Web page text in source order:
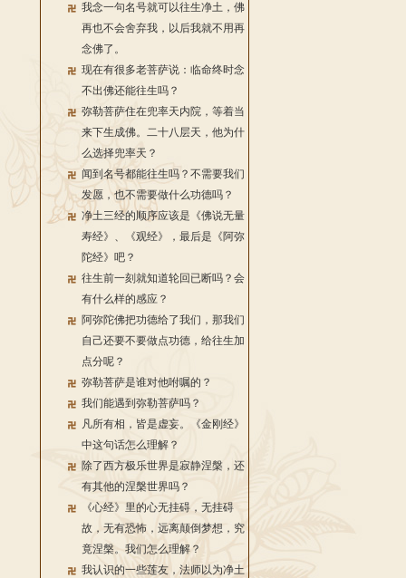
我念一句名号就可以往生净土，佛
再也不会舍弃我，以后我就不用再
念佛了。
现在有很多老菩萨说：临命终时念
不出佛还能往生吗？
弥勒菩萨住在兜率天内院，等着当
来下生成佛。二十八层天，他为什
么选择兜率天？
闻到名号都能往生吗？不需要我们
发愿，也不需要做什么功德吗？
净土三经的顺序应该是《佛说无量
寿经》、《观经》，最后是《阿弥
陀经》吧？
往生前一刻就知道轮回已断吗？会
有什么样的感应？
阿弥陀佛把功德给了我们，那我们
自己还要不要做点功德，给往生加
点分呢？
弥勒菩萨是谁对他咐嘱的？
我们能遇到弥勒菩萨吗？
凡所有相，皆是虚妄。《金刚经》
中这句话怎么理解？
除了西方极乐世界是寂静涅槃，还
有其他的涅槃世界吗？
《心经》里的心无挂碍，无挂碍
故，无有恐怖，远离颠倒梦想，究
竟涅槃。我们怎么理解？
我认识的一些莲友，法师以为净土